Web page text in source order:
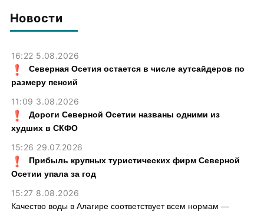
Новости
16:22 5.08.2026
Северная Осетия остается в числе аутсайдеров по
размеру пенсий
11:09 3.08.2026
Дороги Северной Осетии названы одними из
худших в СКФО
15:26 29.07.2026
Прибыль крупных туристических фирм Северной
Осетии упала за год
15:27 8.08.2026
Качество воды в Алагире соответствует всем нормам —